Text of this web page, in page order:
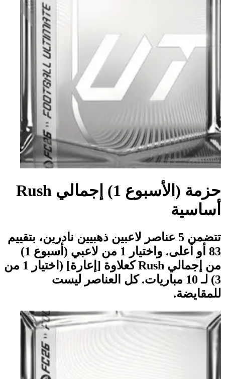
حزمة (الأسبوع 1) إجمالي Rush
أساسية
تتضمن 5 عناصر لاعبين ذهبيين نادرين، بتقييم
83 أو أعلى. واختيار 1 من لاعبي (أسبوع 1)
من إجمالي Rush كعلاوة [إعارة] (اختيار 1 من
3) لـ 10 مباريات. كل العناصر ليست
للمقايضة.